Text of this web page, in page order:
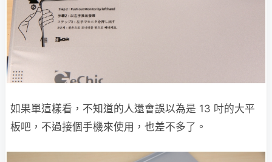
如果單這樣看，不知道的人還會誤以為是 13 吋的大平
板吧，不過接個手機來使用，也差不多了。